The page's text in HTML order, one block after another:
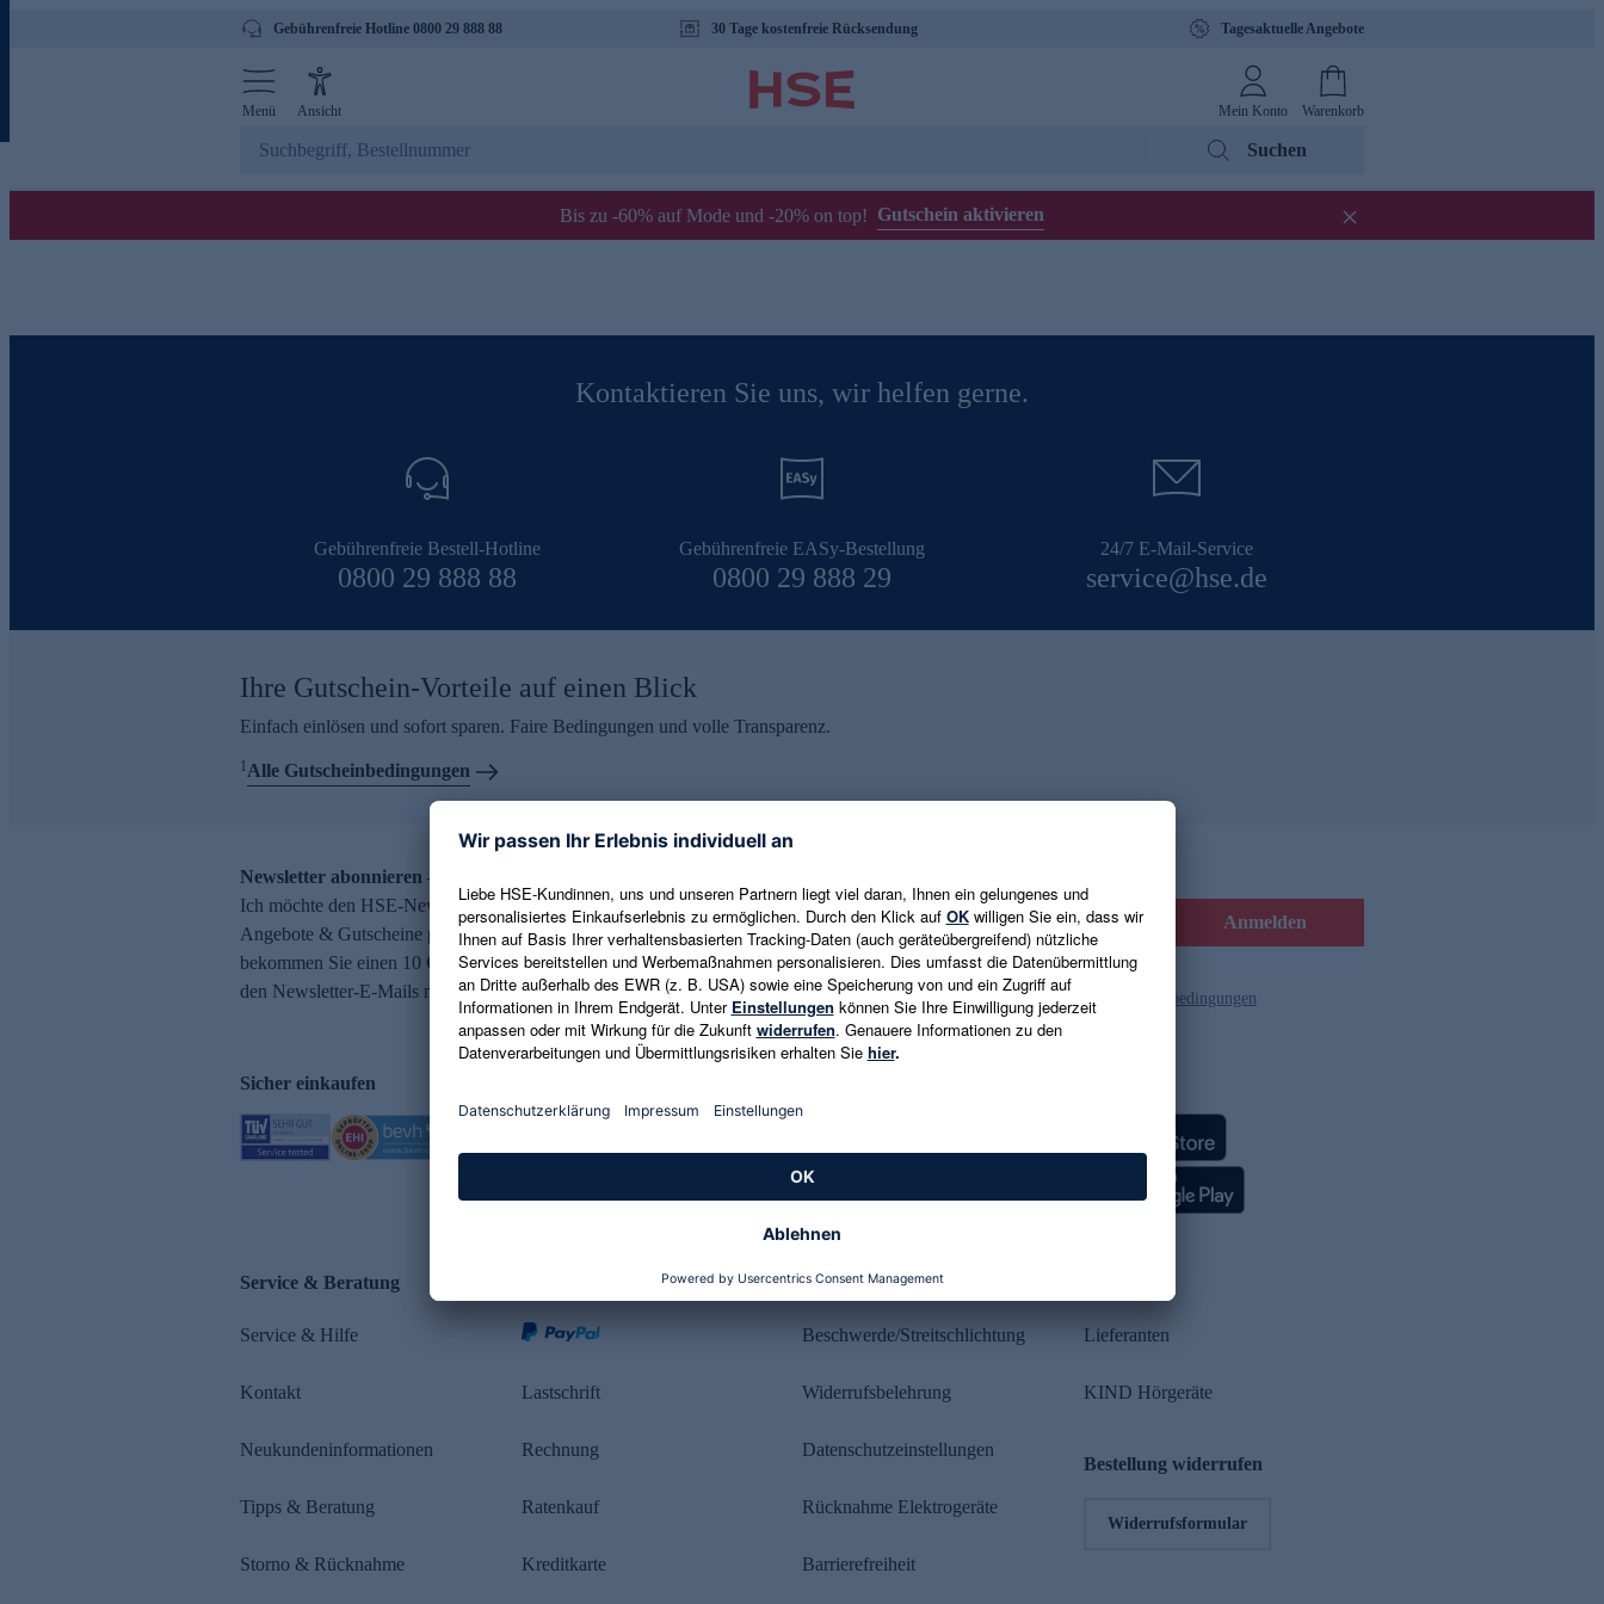
Gebührenfreie Hotline 0800 29 888 88 30 Tage kostenfreie Rücksendung Tagesaktuelle Angebote
Menü Ansicht Mein Konto Warenkorb
Suchen
Bis zu -60% auf Mode und -20% on top! Gutschein aktivieren
Kontaktieren Sie uns, wir helfen gerne.
Gebührenfreie Bestell-Hotline
0800 29 888 88
Gebührenfreie EASy-Bestellung
0800 29 888 29
24/7 E-Mail-Service
service@hse.de
Ihre Gutschein-Vorteile auf einen Blick
Einfach einlösen und sofort sparen. Faire Bedingungen und volle Transparenz.
1Alle Gutscheinbedingungen
Newsletter abonnieren – 10 € Gutschein erhalten
Ich möchte den HSE-Newsletter abonnieren und aktuelle Trends,
Angebote & Gutscheine per E-Mail erhalten. Als Dankeschön
bekommen Sie einen 10 € Gutschein. Eine Abmeldung ist jederzeit in
den Newsletter-E-Mails möglich.
E-Mail-Adresse eingeben Anmelden
Es gelten die Datenschutzrichtlinien und die Gutscheinbedingungen
Sicher einkaufen
Service & Beratung
Service & Hilfe
Kontakt
Neukundeninformationen
Tipps & Beratung
Storno & Rücknahme
Lastschrift
Rechnung
Ratenkauf
Kreditkarte
Rechtliches
Beschwerde/Streitschlichtung
Widerrufsbelehrung
Datenschutzeinstellungen
Rücknahme Elektrogeräte
Barrierefreiheit
Lieferanten
KIND Hörgeräte
Bestellung widerrufen
Widerrufsformular